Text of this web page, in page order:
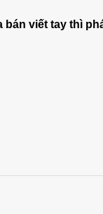
viết tay thì